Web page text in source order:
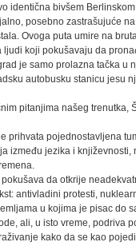
identična bivšem
posebno zastrašujuće
Ovoga puta umire na
koji pokušavaju da
je samo prolazna tačka u
autobusku stanicu jesu
pitanjima našeg trenutka,
prihvata pojednostavljena
između jezika i književnosti,
da otkrije
antivladini protesti,
u kojima je pisac do
ali, u isto vreme, podriva
kako da se kao